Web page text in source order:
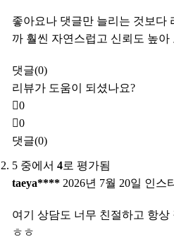
좋아요나 댓글만 늘리는 것보다
까 훨씬 자연스럽고 신뢰도 높아
댓글(0)
리뷰가 도움이 되셨나요?
0
0
댓글(0)
5 중에서 4로 평가됨
taeya**** 2026년 7월 20일 인스
여기 상담도 너무 친절하고 항
ㅎㅎ